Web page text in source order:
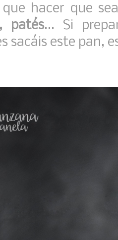
hacer que
patés... Si
sacáis este pan,